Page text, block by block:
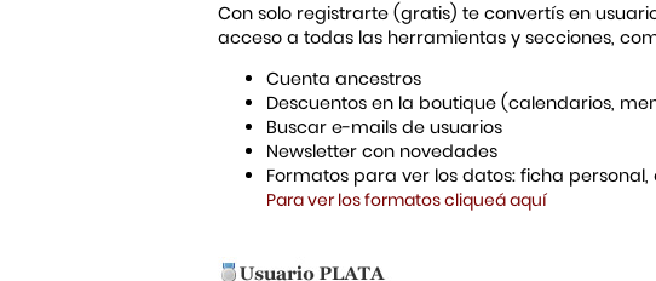
Con solo registrarte (gratis) te convertís en
acceso a todas las herramientas y secciones,
Cuenta ancestros
Descuentos en la boutique (calendarios,
Buscar e-mails de usuarios
Newsletter con novedades
Formatos para ver los datos: ficha
Para ver los formatos cliqueá aquí